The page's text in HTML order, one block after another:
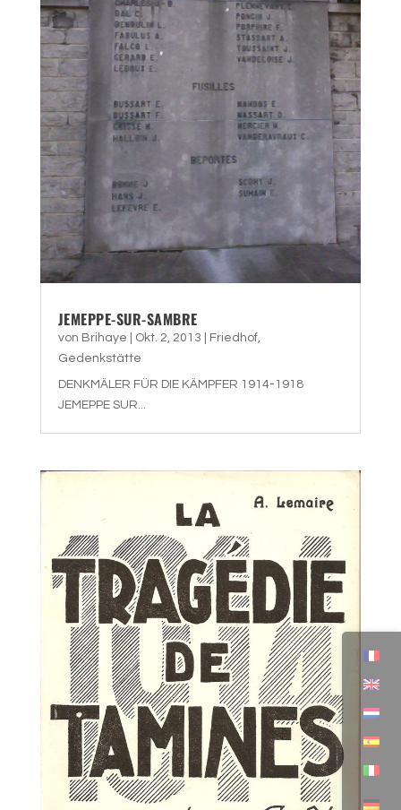
JEMEPPE-SUR-SAMBRE
von Brihaye Okt. 2, 2013 Friedhof,
Gedenkstätte
DENKMÄLER FÜR DIE KÄMPFER 1914-1918
JEMEPPE SUR...